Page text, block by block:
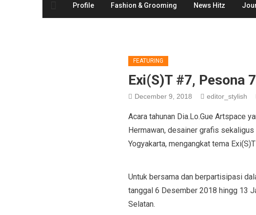
Profile Fashion & Grooming News Hitz
FEATURING
Exi(S)T #7, Pesona
December 9, 2018 editor_stylish
Acara tahunan Dia.Lo.Gue Artspace
Hermawan, desainer grafis sekaligus
Yogyakarta, mengangkat tema
Untuk bersama dan berpartisipasi
tanggal 6 Desember 2018 hingg 13
Selatan.